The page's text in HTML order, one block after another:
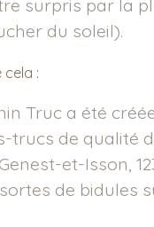
surpris par la
du soleil).
:
Truc a été
trucs de qualité
et-Isson,
de bidules